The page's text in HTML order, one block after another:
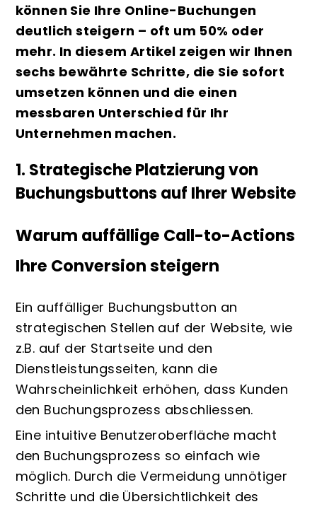
können Sie Ihre Online-Buchungen
deutlich steigern – oft um 50% oder
mehr. In diesem Artikel zeigen wir Ihnen
sechs bewährte Schritte, die Sie sofort
umsetzen können und die einen
messbaren Unterschied für Ihr
Unternehmen machen.
1. Strategische Platzierung von
Buchungsbuttons auf Ihrer Website
Warum auffällige Call-to-Actions
Ihre Conversion steigern
Ein auffälliger Buchungsbutton an
strategischen Stellen auf der Website, wie
z.B. auf der Startseite und den
Dienstleistungsseiten, kann die
Wahrscheinlichkeit erhöhen, dass Kunden
den Buchungsprozess abschliessen.
Eine intuitive Benutzeroberfläche macht
den Buchungsprozess so einfach wie
möglich. Durch die Vermeidung unnötiger
Schritte und die Übersichtlichkeit des